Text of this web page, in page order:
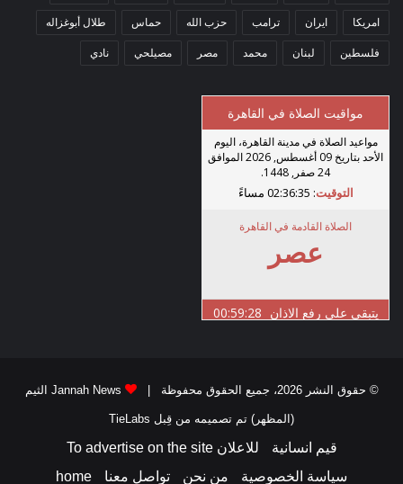
امريكا ايران ترامب حزب الله حماس طلال أبوغزاله
فلسطين لبنان محمد مصر مصيلحي نادي
© حقوق النشر 2026، جميع الحقوق محفوظة | Jannah News الثيم
(المظهر) تم تصميمه من قِبل TieLabs
قيم انسانية
للاعلان To advertise on the site
سياسة الخصوصية
من نحن تواصل معنا home